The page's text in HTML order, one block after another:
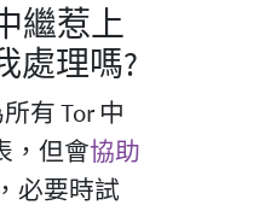
繼惹上
處理嗎?
有 Tor 中
，但會協助
必要時試